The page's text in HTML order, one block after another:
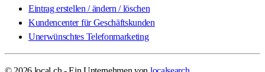
Eintrag erstellen / ändern / löschen
Kundencenter für Geschäftskunden
Unerwünschtes Telefonmarketing